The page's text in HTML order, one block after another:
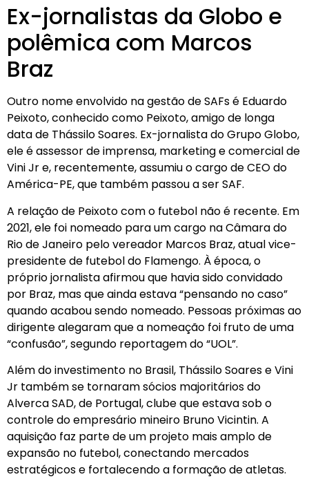
Ex-jornalistas da Globo e
polêmica com Marcos
Braz
Outro nome envolvido na gestão de SAFs é Eduardo
Peixoto, conhecido como Peixoto, amigo de longa
data de Thássilo Soares. Ex-jornalista do Grupo Globo,
ele é assessor de imprensa, marketing e comercial de
Vini Jr e, recentemente, assumiu o cargo de CEO do
América-PE, que também passou a ser SAF.
A relação de Peixoto com o futebol não é recente. Em
2021, ele foi nomeado para um cargo na Câmara do
Rio de Janeiro pelo vereador Marcos Braz, atual vice-
presidente de futebol do Flamengo. À época, o
próprio jornalista afirmou que havia sido convidado
por Braz, mas que ainda estava “pensando no caso”
quando acabou sendo nomeado. Pessoas próximas ao
dirigente alegaram que a nomeação foi fruto de uma
“confusão”, segundo reportagem do “UOL”.
Além do investimento no Brasil, Thássilo Soares e Vini
Jr também se tornaram sócios majoritários do
Alverca SAD, de Portugal, clube que estava sob o
controle do empresário mineiro Bruno Vicintin. A
aquisição faz parte de um projeto mais amplo de
expansão no futebol, conectando mercados
estratégicos e fortalecendo a formação de atletas.